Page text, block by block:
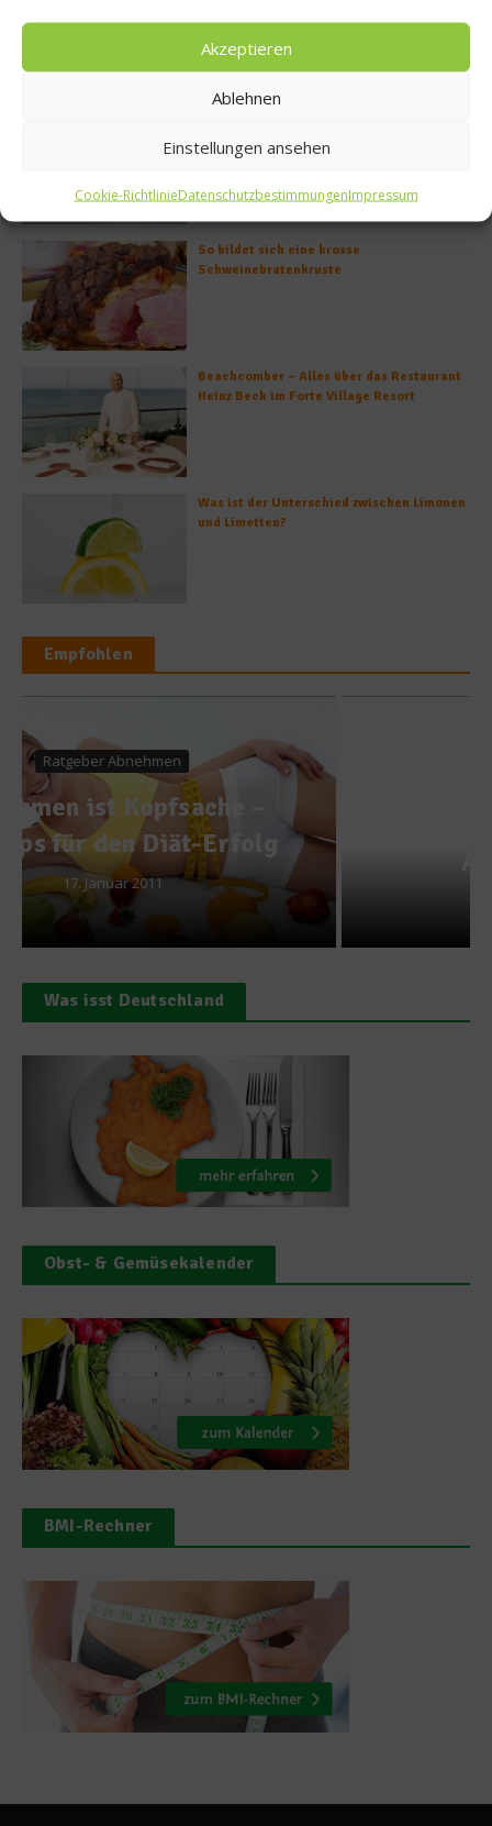
Akzeptieren
Ablehnen
Einstellungen ansehen
Cookie-RichtlinieDatenschutzbestimmungenImpressum
So bildet sich eine krosse
Schweinebratenkruste
Beachcomber – Alles über das Restaurant
Heinz Beck im Forte Village Resort
Was ist der Unterschied zwischen Limonen
und Limetten?
Empfohlen
Rezepte
Vom Salat bis zur
Avocadocreme – Leckere
Avocado-Rezepte
2. August 2011
Was isst Deutschland
Obst- & Gemüsekalender
BMI-Rechner